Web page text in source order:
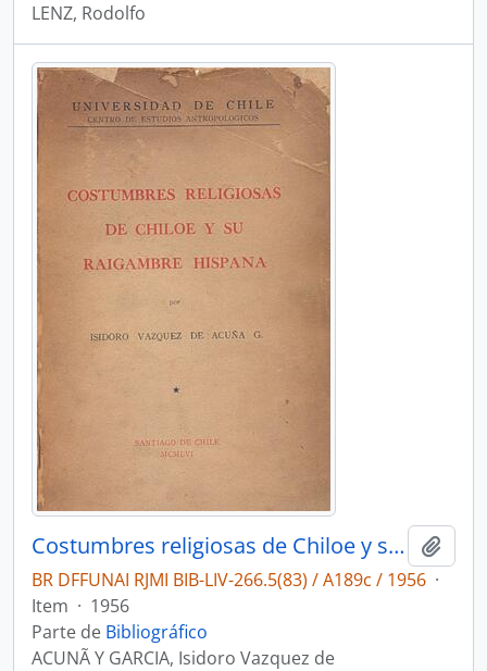
LENZ, Rodolfo
Costumbres religiosas de Chiloe y su raigambre hispana
BR DFFUNAI RJMI BIB-LIV-266.5(83) / A189c / 1956 ·
Item · 1956
Parte de Bibliográfico
ACUNÃ Y GARCIA, Isidoro Vazquez de